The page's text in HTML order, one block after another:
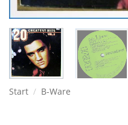
Start / B-Ware